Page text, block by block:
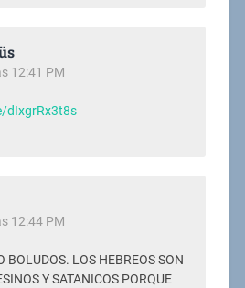
12:41 PM
dIxgrRx3t8s
12:44 PM
BOLUDOS. LOS HEBREOS SON
Y SATANICOS PORQUE